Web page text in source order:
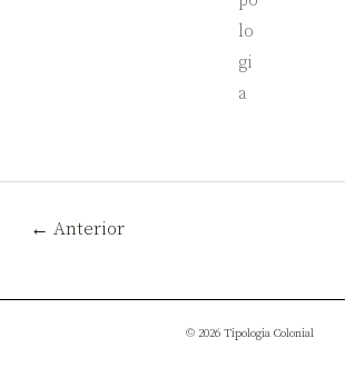
Navegação
← Anterior
© 2026 Tipologia Colonial